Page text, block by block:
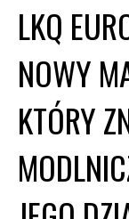
LKQ
NOWY
KTÓRY